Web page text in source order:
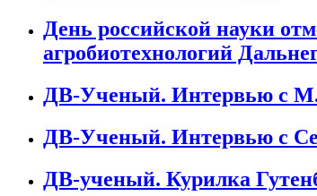
День российской науки
агробиотехнологий
ДВ-Ученый. Интервью с
ДВ-Ученый. Интервью с
ДВ-ученый. Курилка